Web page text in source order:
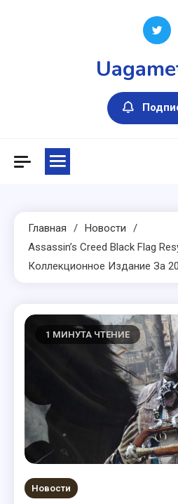
Главная
Новости
Assassin’s Creed Black Flag
Коллекционное Издание За
1 МИНУТА ЧТЕНИЕ
Новости